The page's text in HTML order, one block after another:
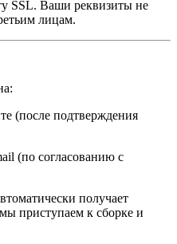
SSL. Ваши реквизиты не
лицам.
(после подтверждения
(по согласованию с
получает
приступаем к сборке и